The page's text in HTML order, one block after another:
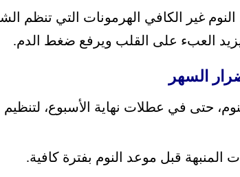
غير الكافي الهرمونات التي تنظم
العبء على القلب ويرفع ضغط الدم.
السهر
حتى في عطلات نهاية الأسبوع، لتنظيم
المنبهة قبل موعد النوم بفترة كافية.